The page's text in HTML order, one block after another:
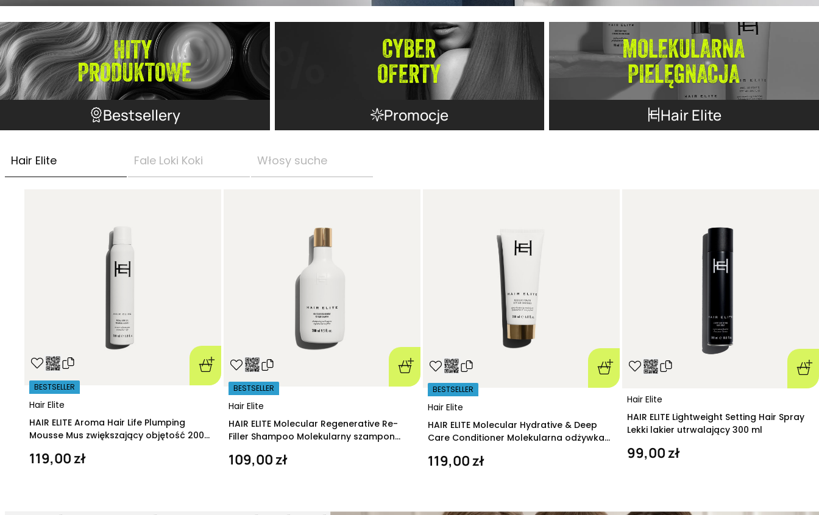
Bestsellery Promocje Hair Elite
Hair Elite Fale Loki Koki Włosy suche
Hair Elite
BESTSELLER
HAIR ELITE Aroma Hair Life Plumping
Mousse Mus zwiększający objętość 200
119,00 zł
Hair Elite
BESTSELLER
HAIR ELITE Molecular Regenerative Re-
Filler Shampoo Molekularny szampon
109,00 zł
Hair Elite
BESTSELLER
HAIR ELITE Molecular Hydrative & Deep
Care Conditioner Molekularna odżywka
119,00 zł
Hair Elite
HAIR ELITE Lightweight Setting Hair Spray
Lekki lakier utrwalający 300 ml
99,00 zł